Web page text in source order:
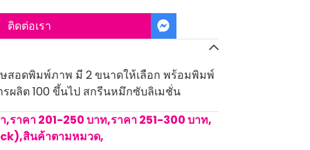
ติดต่อเรา
สอดพิมพ์ภาพ มี 2 ขนาดให้เลือก พร้อมพิมพ์
ผลิต 100 ขึ้นไป สกรีนหมึกซับลิเมชั่น
,ราคา 201-250 บาท,ราคา 251-300 บาท,
,สินค้าตามหมวด,